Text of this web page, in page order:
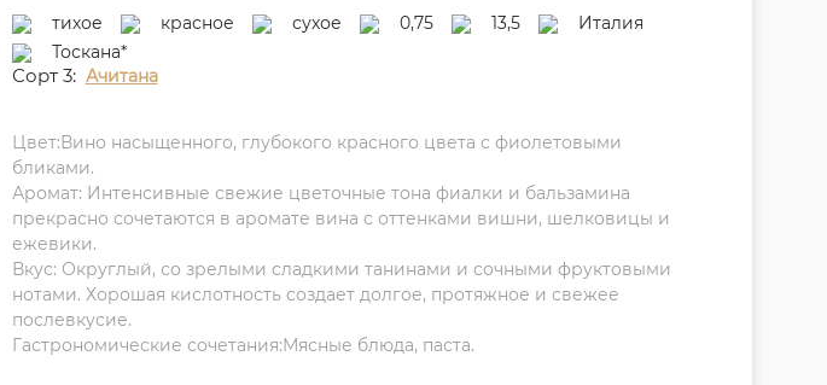
тихое красное сухое 0,75 13,5
Италия
Тоскана*
Сорт 3: Ачитана
Цвет:Вино насыщенного, глубокого красного цвета с фиолетовыми
бликами.
Аромат: Интенсивные свежие цветочные тона фиалки и бальзамина
прекрасно сочетаются в аромате вина с оттенками вишни, шелковицы и
ежевики.
Вкус: Округлый, со зрелыми сладкими танинами и сочными фруктовыми
нотами. Хорошая кислотность создает долгое, протяжное и свежее
послевкусие.
Гастрономические сочетания:Мясные блюда, паста.